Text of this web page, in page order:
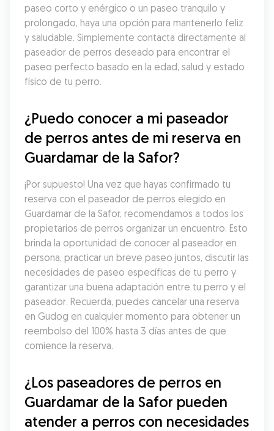
paseo corto y enérgico o un paseo tranquilo y
prolongado, haya una opción para mantenerlo feliz
y saludable. Simplemente contacta directamente al
paseador de perros deseado para encontrar el
paseo perfecto basado en la edad, salud y estado
físico de tu perro.
¿Puedo conocer a mi paseador
de perros antes de mi reserva en
Guardamar de la Safor?
¡Por supuesto! Una vez que hayas confirmado tu
reserva con el paseador de perros elegido en
Guardamar de la Safor, recomendamos a todos los
propietarios de perros organizar un encuentro. Esto
brinda la oportunidad de conocer al paseador en
persona, practicar un breve paseo juntos, discutir las
necesidades de paseo específicas de tu perro y
garantizar una buena adaptación entre tu perro y el
paseador. Recuerda, puedes cancelar una reserva
en Gudog en cualquier momento para obtener un
reembolso del 100% hasta 3 días antes de que
comience la reserva.
¿Los paseadores de perros en
Guardamar de la Safor pueden
atender a perros con necesidades